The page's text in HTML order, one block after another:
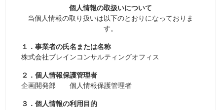
承を得ることなくこの会員規約を変更することがある。
この場合、「かいけつＪサービス」の利用条件は、変更
除いて、本サイトで告知した時点より効力を生じるもの
とする。
第４条（ブレインからの通知）
１．ブレインは、本サイト上の表示、その他ブレインが
を通知する。
個人情報の取扱いについて
当個人情報の取り扱いは以下のとおりになっておりま
す。
１．事業者の氏名または名称
株式会社ブレインコンサルティングオフィス
２．個人情報保護管理者
企画開発部 個人情報保護管理者
３．個人情報の利用目的